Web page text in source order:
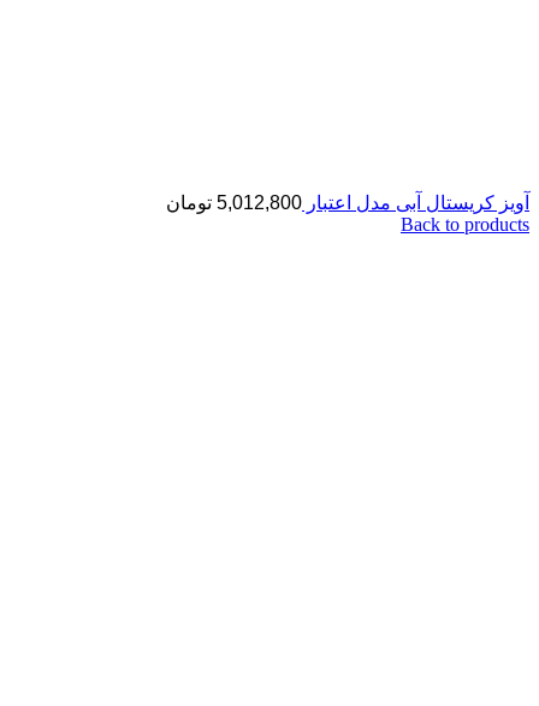
آویز کریستال آبی مدل اعتبار 5,012,800 تومان
Back to products